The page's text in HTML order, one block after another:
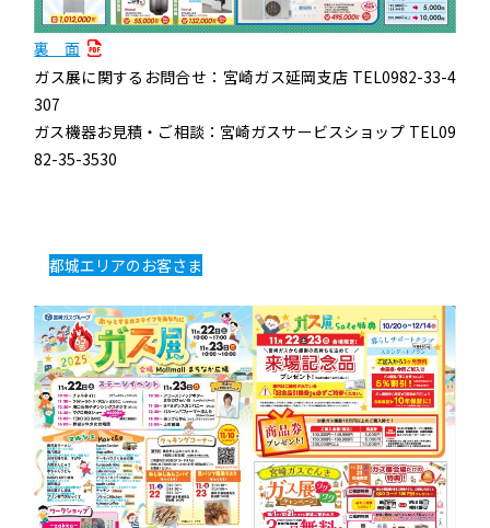
裏 面
ガス展に関するお問合せ：宮崎ガス延岡支店 TEL0982-33-4
307
ガス機器お見積・ご相談：宮崎ガスサービスショップ TEL09
82-35-3530
都城エリアのお客さま